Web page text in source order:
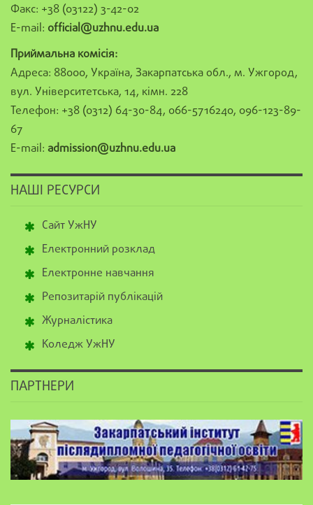
Факс: +38 (03122) 3-42-02
E-mail: official@uzhnu.edu.ua
Приймальна комісія:
Адреса: 88000, Україна, Закарпатська обл., м. Ужгород,
вул. Університетська, 14, кімн. 228
Телефон: +38 (0312) 64-30-84, 066-5716240, 096-123-89-
67
E-mail: admission@uzhnu.edu.ua
НАШІ РЕСУРСИ
Сайт УжНУ
Електронний розклад
Електронне навчання
Репозитарій публікацій
Журналістика
Коледж УжНУ
ПАРТНЕРИ